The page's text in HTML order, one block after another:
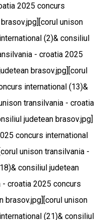
2025 concurs
unison
(2)& consiliul
- croatia 2025
brasov.jpg][corul
international (13)&
transilvania - croatia
judetean brasov.jpg]
concurs international
unison transilvania -
consiliul judetean
croatia 2025 concurs
brasov.jpg][corul unison
(21)& consiliul